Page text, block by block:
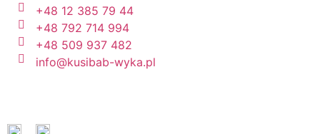
+48 12 385 79 44
+48 792 714 994
+48 509 937 482
info@kusibab-wyka.pl